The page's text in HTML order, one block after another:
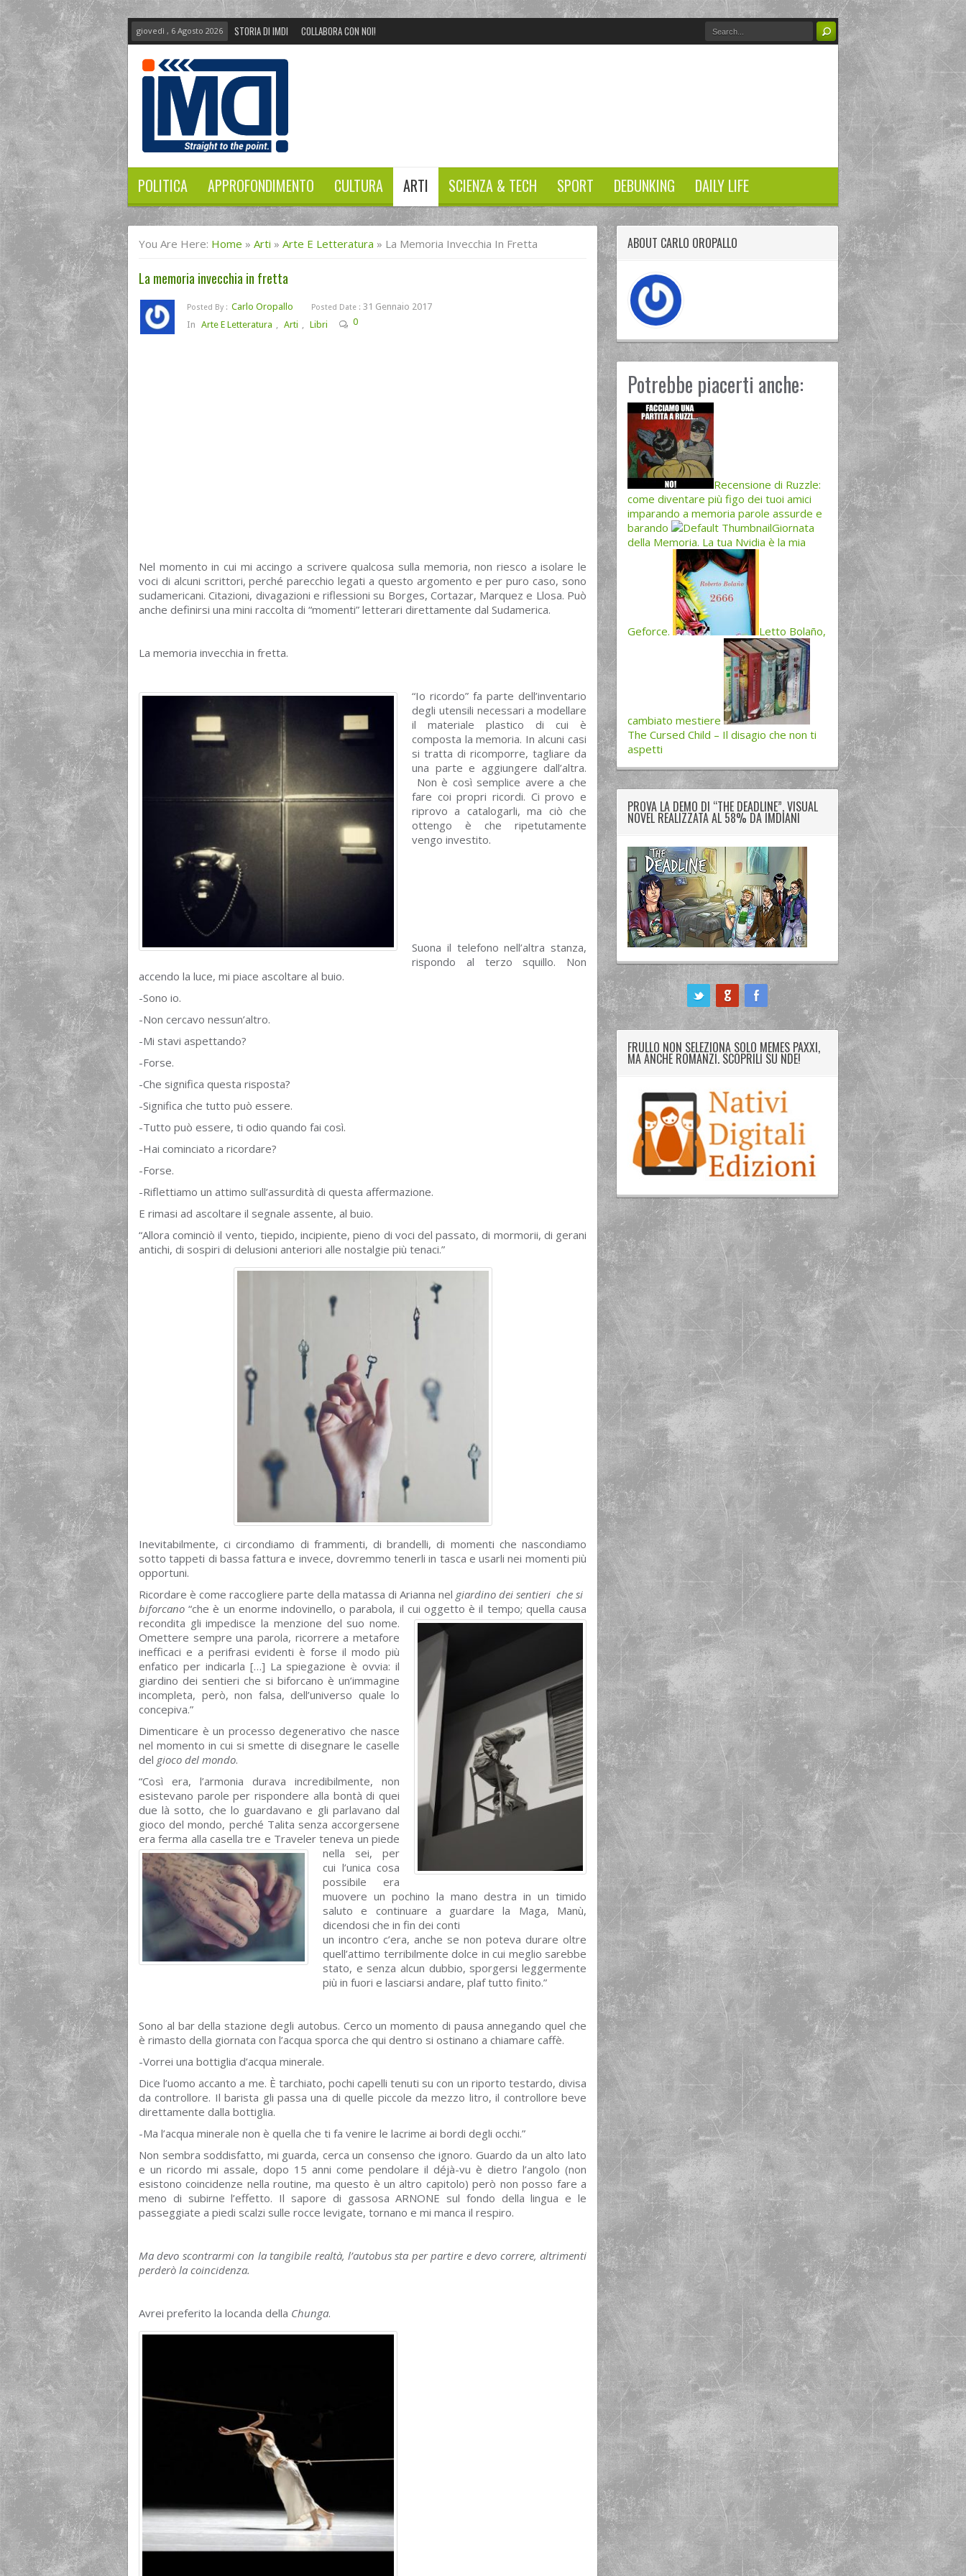
giovedì , 6 Agosto 2026 STORIA DI IMDI COLLABORA CON NOI!
POLITICA APPROFONDIMENTO CULTURA ARTI SCIENZA & TECH SPORT DEBUNKING DAILY LIFE
You Are Here: Home » Arti » Arte E Letteratura » La Memoria Invecchia In Fretta
La memoria invecchia in fretta
Posted By : Carlo Oropallo Posted Date : 31 Gennaio 2017
In Arte E Letteratura , Arti , Libri 0
Nel momento in cui mi accingo a scrivere qualcosa sulla memoria, non riesco a isolare le
voci di alcuni scrittori, perché parecchio legati a questo argomento e per puro caso, sono
sudamericani. Citazioni, divagazioni e riflessioni su Borges, Cortazar, Marquez e Llosa. Può
anche definirsi una mini raccolta di “momenti” letterari direttamente dal Sudamerica.
La memoria invecchia in fretta.
“Io ricordo” fa parte dell’inventario
degli utensili necessari a modellare
il materiale plastico di cui è
composta la memoria. In alcuni casi
si tratta di ricomporre, tagliare da
una parte e aggiungere dall’altra.
Non è così semplice avere a che
fare coi propri ricordi. Ci provo e
riprovo a catalogarli, ma ciò che
ottengo è che ripetutamente
vengo investito.
Suona il telefono nell’altra stanza,
rispondo al terzo squillo. Non
accendo la luce, mi piace ascoltare al buio.
-Sono io.
-Non cercavo nessun’altro.
-Mi stavi aspettando?
-Forse.
-Che significa questa risposta?
-Significa che tutto può essere.
-Tutto può essere, ti odio quando fai così.
-Hai cominciato a ricordare?
-Forse.
-Riflettiamo un attimo sull’assurdità di questa affermazione.
E rimasi ad ascoltare il segnale assente, al buio.
“Allora cominciò il vento, tiepido, incipiente, pieno di voci del passato, di mormorii, di gerani
antichi, di sospiri di delusioni anteriori alle nostalgie più tenaci.”
Inevitabilmente, ci circondiamo di frammenti, di brandelli, di momenti che nascondiamo
sotto tappeti di bassa fattura e invece, dovremmo tenerli in tasca e usarli nei momenti più
opportuni.
Ricordare è come raccogliere parte della matassa di Arianna nel giardino dei sentieri che si
biforcano “che è un enorme indovinello, o parabola, il cui oggetto è il tempo; quella causa
recondita gli impedisce la menzione del suo nome.
Omettere sempre una parola, ricorrere a metafore
inefficaci e a perifrasi evidenti è forse il modo più
enfatico per indicarla […] La spiegazione è ovvia: il
giardino dei sentieri che si biforcano è un’immagine
incompleta, però, non falsa, dell’universo quale lo
concepiva.”
Dimenticare è un processo degenerativo che nasce
nel momento in cui si smette di disegnare le caselle
del gioco del mondo.
“Così era, l’armonia durava incredibilmente, non
esistevano parole per rispondere alla bontà di quei
due là sotto, che lo guardavano e gli parlavano dal
gioco del mondo, perché Talita senza accorgersene
era ferma alla casella tre e Traveler teneva un piede
nella sei, per
cui l’unica cosa
possibile era
muovere un pochino la mano destra in un timido
saluto e continuare a guardare la Maga, Manù,
dicendosi che in fin dei conti
un incontro c’era, anche se non poteva durare oltre
quell’attimo terribilmente dolce in cui meglio sarebbe
stato, e senza alcun dubbio, sporgersi leggermente
più in fuori e lasciarsi andare, plaf tutto finito.”
Sono al bar della stazione degli autobus. Cerco un momento di pausa annegando quel che
è rimasto della giornata con l’acqua sporca che qui dentro si ostinano a chiamare caffè.
-Vorrei una bottiglia d’acqua minerale.
Dice l’uomo accanto a me. È tarchiato, pochi capelli tenuti su con un riporto testardo, divisa
da controllore. Il barista gli passa una di quelle piccole da mezzo litro, il controllore beve
direttamente dalla bottiglia.
-Ma l’acqua minerale non è quella che ti fa venire le lacrime ai bordi degli occhi.”
Non sembra soddisfatto, mi guarda, cerca un consenso che ignoro. Guardo da un alto lato
e un ricordo mi assale, dopo 15 anni come pendolare il déjà-vu è dietro l’angolo (non
esistono coincidenze nella routine, ma questo è un altro capitolo) però non posso fare a
meno di subirne l’effetto. Il sapore di gassosa ARNONE sul fondo della lingua e le
passeggiate a piedi scalzi sulle rocce levigate, tornano e mi manca il respiro.
Ma devo scontrarmi con la tangibile realtà, l’autobus sta per partire e devo correre, altrimenti
perderò la coincidenza.
Avrei preferito la locanda della Chunga.
ABOUT CARLO OROPALLO
Potrebbe piacerti anche:
Recensione di Ruzzle:
come diventare più figo dei tuoi amici
imparando a memoria parole assurde e
barando
Giornata
della Memoria. La tua Nvidia è la mia
Geforce. Letto Bolaño,
cambiato mestiere
The Cursed Child – Il disagio che non ti
aspetti
PROVA LA DEMO DI “THE DEADLINE”, VISUAL
NOVEL REALIZZATA AL 58% DA IMDIANI
FRULLO NON SELEZIONA SOLO MEMES PAXXI,
MA ANCHE ROMANZI. SCOPRILI SU NDE!